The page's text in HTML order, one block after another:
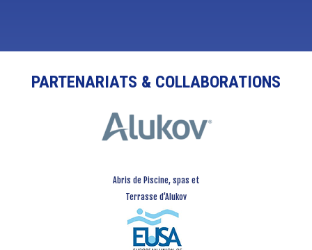
PARTENARIATS & COLLABORATIONS
Abris de Piscine, spas et
Terrasse d’Alukov